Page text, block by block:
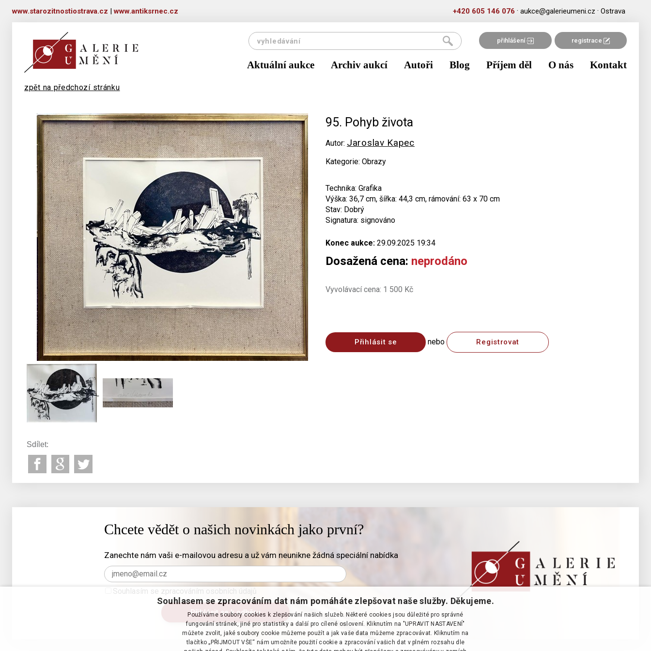
www.starozitnostiostrava.cz |www.antiksrnec.cz +420 605 146 076 · aukce@galerieumeni.cz · Ostrava
přihlášení registrace
Aktuální aukce Archiv aukcí Autoři Blog Příjem děl O nás Kontakt
zpět na předchozí stránku
95. Pohyb života
Autor: Jaroslav Kapec
Kategorie: Obrazy
Technika: Grafika
Výška: 36,7 cm, šířka: 44,3 cm, rámování: 63 x 70 cm
Stav: Dobrý
Signatura: signováno
Konec aukce: 29.09.2025 19:34
Dosažená cena: neprodáno
Vyvolávací cena: 1 500 Kč
Přihlásit se nebo Registrovat
Sdílet:
Chcete vědět o našich novinkách jako první?
Zanechte nám vaši e-mailovou adresu a už vám neunikne žádná speciální nabídka
Souhlasím se zpracováním osobních údajů
Souhlasem se zpracováním dat nám pomáháte zlepšovat naše služby. Děkujeme.
Používáme soubory cookies k zlepšování našich služeb. Některé cookies jsou důležité pro správné
fungování stránek, jiné pro statistiky a další pro cílené oslovení. Kliknutím na "UPRAVIT NASTAVENÍ"
můžete zvolit, jaké soubory cookie můžeme použít a jak vaše data můžeme zpracovávat. Kliknutím na
tlačítko „PŘIJMOUT VŠE“ nám umožníte použití cookie a zpracování vašich dat v plném rozsahu dle